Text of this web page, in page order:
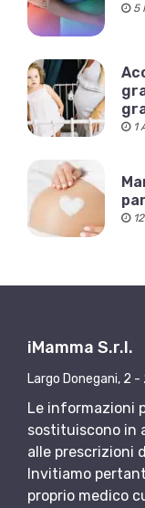
5
1
iMamma S.r.l.
Largo Donegani, 2
Le informazioni
sostituiscono in
alle prescrizioni
Invitiamo
proprio medico